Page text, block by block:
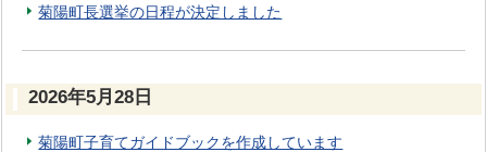
菊陽町長選挙の日程が決定しました
2026年5月28日
菊陽町子育てガイドブックを作成しています